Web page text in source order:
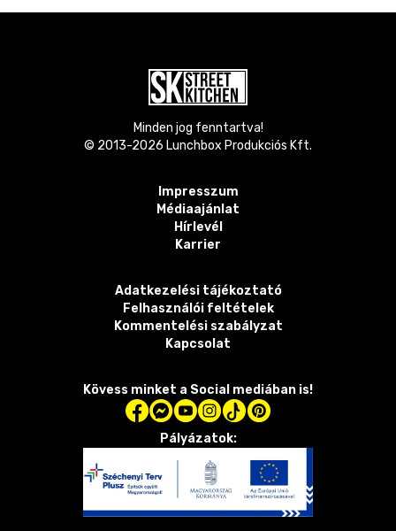
Minden jog fenntartva!
© 2013-2026 Lunchbox Produkciós Kft.
Impresszum
Médiaajánlat
Hírlevél
Karrier
Adatkezelési tájékoztató
Felhasználói feltételek
Kommentelési szabályzat
Kapcsolat
Kövess minket a Social mediában is!
Pályázatok: